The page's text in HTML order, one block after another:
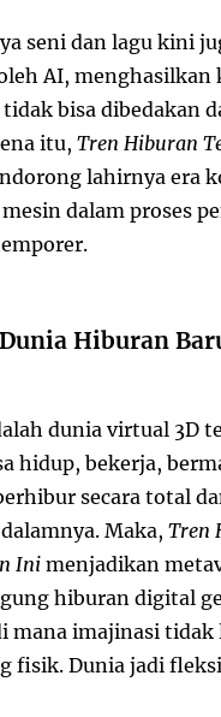
seni dan lagu kini
AI, menghasilkan
bisa dibedakan
itu,Tren Hiburan
lahirnya era
dalam proses
Hiburan
dunia virtual 3D
hidup, bekerja,
secara total
Maka,Tren
Ini menjadikan
hiburan digital
mana imajinasi tidak
fisik. Dunia jadi